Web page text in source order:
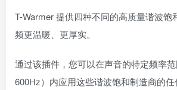
T-Warmer 提供四种不同的高质量谐波饱
频更温暖、更厚实。
通过该插件，您可以在声音的特定频率
600Hz）内应用这些谐波饱和制造商的